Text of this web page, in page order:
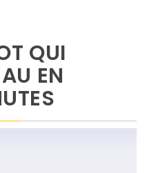
QUI
EN